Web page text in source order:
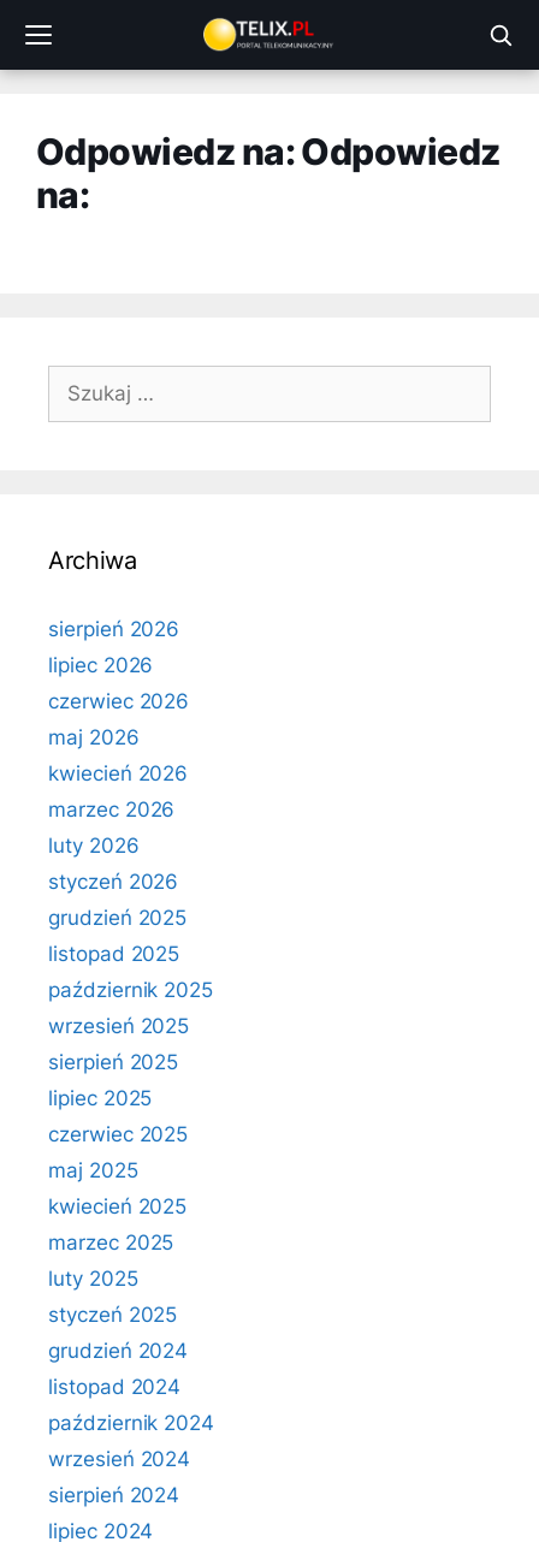
treści
Odpowiedz na: Odpowiedz
na:
Szukaj:
Archiwa
sierpień 2026
lipiec 2026
czerwiec 2026
maj 2026
kwiecień 2026
marzec 2026
luty 2026
styczeń 2026
grudzień 2025
listopad 2025
październik 2025
wrzesień 2025
sierpień 2025
lipiec 2025
czerwiec 2025
maj 2025
kwiecień 2025
marzec 2025
luty 2025
styczeń 2025
grudzień 2024
listopad 2024
październik 2024
wrzesień 2024
sierpień 2024
lipiec 2024